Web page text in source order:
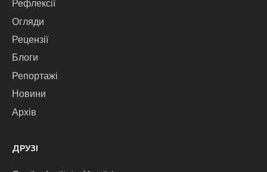
Рефлексії
Огляди
Рецензії
Блоги
Репортажі
Новини
Архів
ДРУЗІ